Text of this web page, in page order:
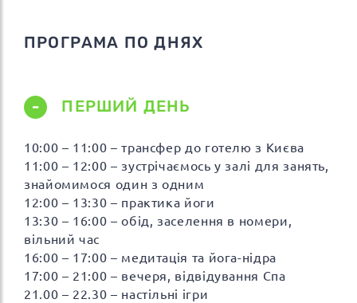
ПРОГРАМА ПО ДНЯХ
ПЕРШИЙ ДЕНЬ
10:00 – 11:00 – трансфер до готелю з Києва
11:00 – 12:00 – зустрічаємось у залі для занять,
знайомимося один з одним
12:00 – 13:30 – практика йоги
13:30 – 16:00 – обід, заселення в номери,
вільний час
16:00 – 17:00 – медитація та йога-нідра
17:00 – 21:00 – вечеря, відвідування Спа
21.00 – 22.30 – настільні ігри